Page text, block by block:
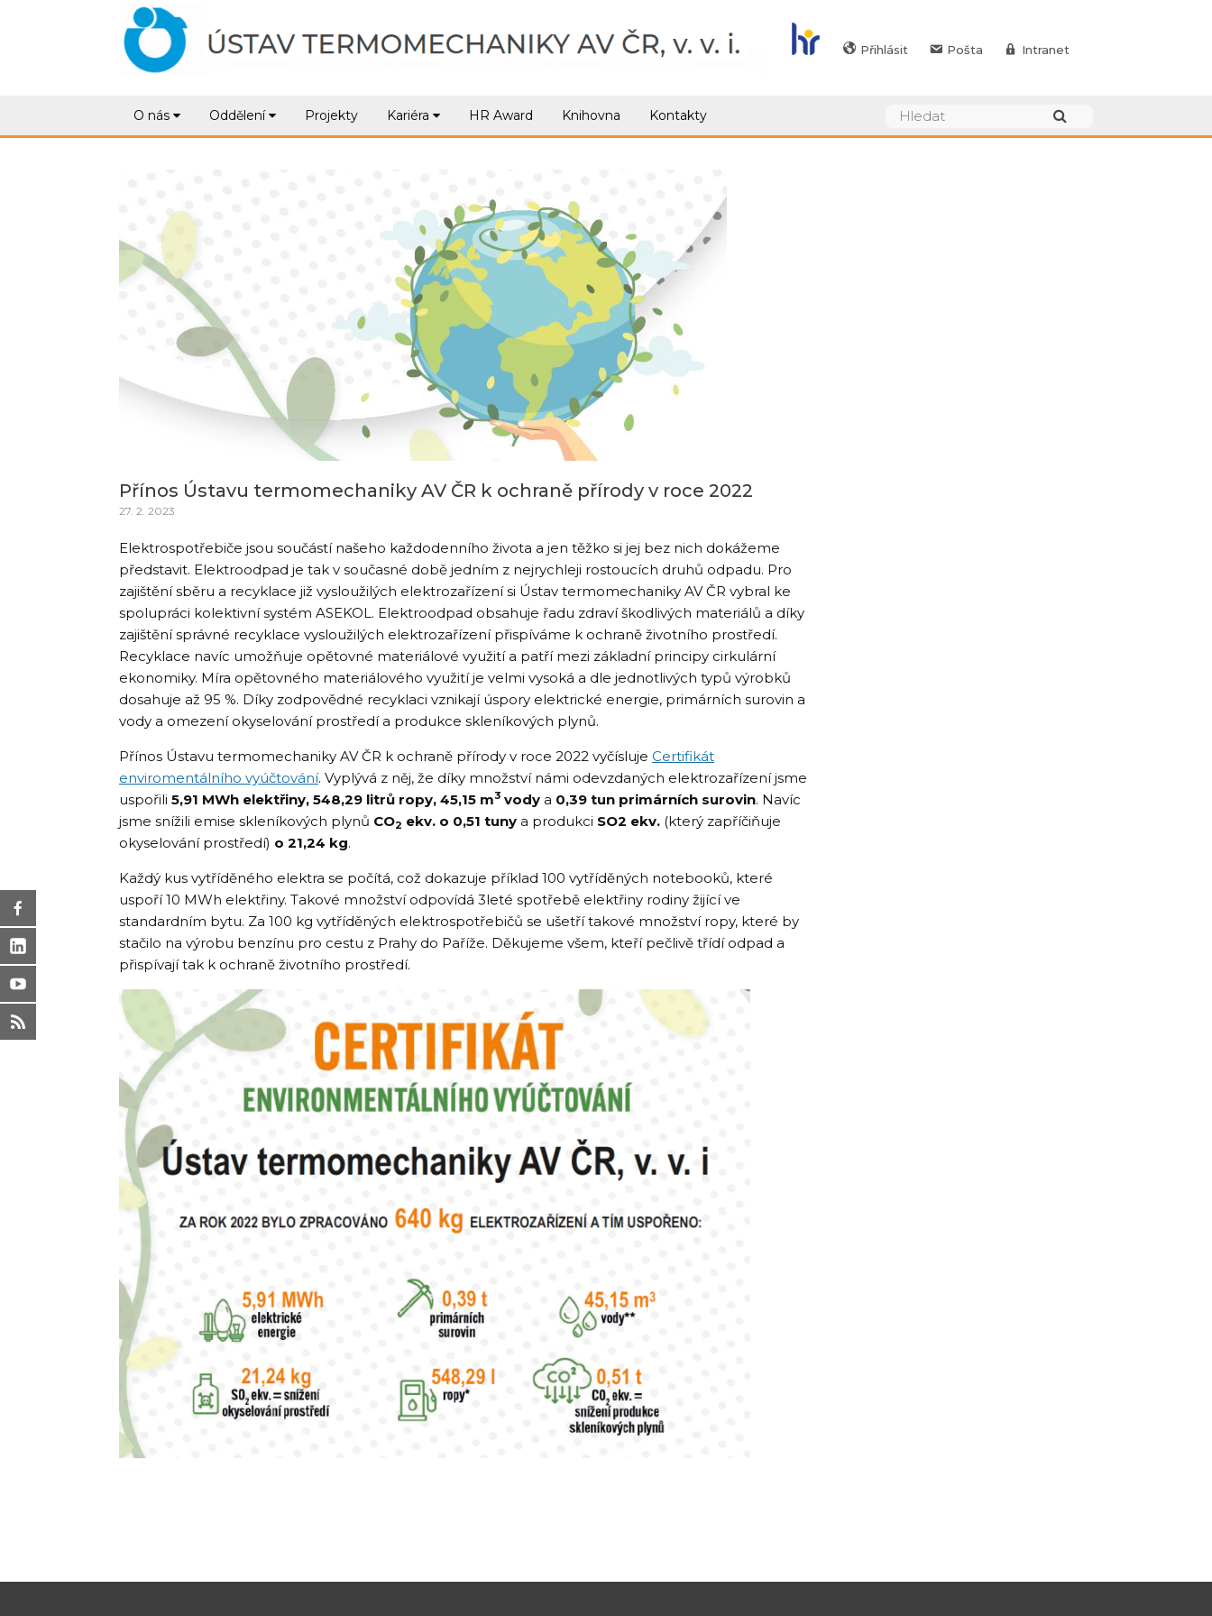
Přihlásit Pošta Intranet
O nás Oddělení Projekty Kariéra HR Award Knihovna Kontakty
Přínos Ústavu termomechaniky AV ČR k ochraně přírody v roce 2022
27. 2. 2023
Elektrospotřebiče jsou součástí našeho každodenního života a jen těžko si jej bez nich dokážeme
představit. Elektroodpad je tak v současné době jedním z nejrychleji rostoucích druhů odpadu. Pro
zajištění sběru a recyklace již vysloužilých elektrozařízení si Ústav termomechaniky AV ČR vybral ke
spolupráci kolektivní systém ASEKOL. Elektroodpad obsahuje řadu zdraví škodlivých materiálů a díky
zajištění správné recyklace vysloužilých elektrozařízení přispíváme k ochraně životního prostředí.
Recyklace navíc umožňuje opětovné materiálové využití a patří mezi základní principy cirkulární
ekonomiky. Míra opětovného materiálového využití je velmi vysoká a dle jednotlivých typů výrobků
dosahuje až 95 %. Díky zodpovědné recyklaci vznikají úspory elektrické energie, primárních surovin a
vody a omezení okyselování prostředí a produkce skleníkových plynů.
Přínos Ústavu termomechaniky AV ČR k ochraně přírody v roce 2022 vyčísluje Certifikát
enviromentálního vyúčtování. Vyplývá z něj, že díky množství námi odevzdaných elektrozařízení jsme
uspořili 5,91 MWh elektřiny, 548,29 litrů ropy, 45,15 m3 vody a 0,39 tun primárních surovin. Navíc
jsme snížili emise skleníkových plynů CO2 ekv. o 0,51 tuny a produkci SO2 ekv. (který zapříčiňuje
okyselování prostředí) o 21,24 kg.
Každý kus vytříděného elektra se počítá, což dokazuje příklad 100 vytříděných notebooků, které
uspoří 10 MWh elektřiny. Takové množství odpovídá 3leté spotřebě elektřiny rodiny žijící ve
standardním bytu. Za 100 kg vytříděných elektrospotřebičů se ušetří takové množství ropy, které by
stačilo na výrobu benzínu pro cestu z Prahy do Paříže. Děkujeme všem, kteří pečlivě třídí odpad a
přispívají tak k ochraně životního prostředí.